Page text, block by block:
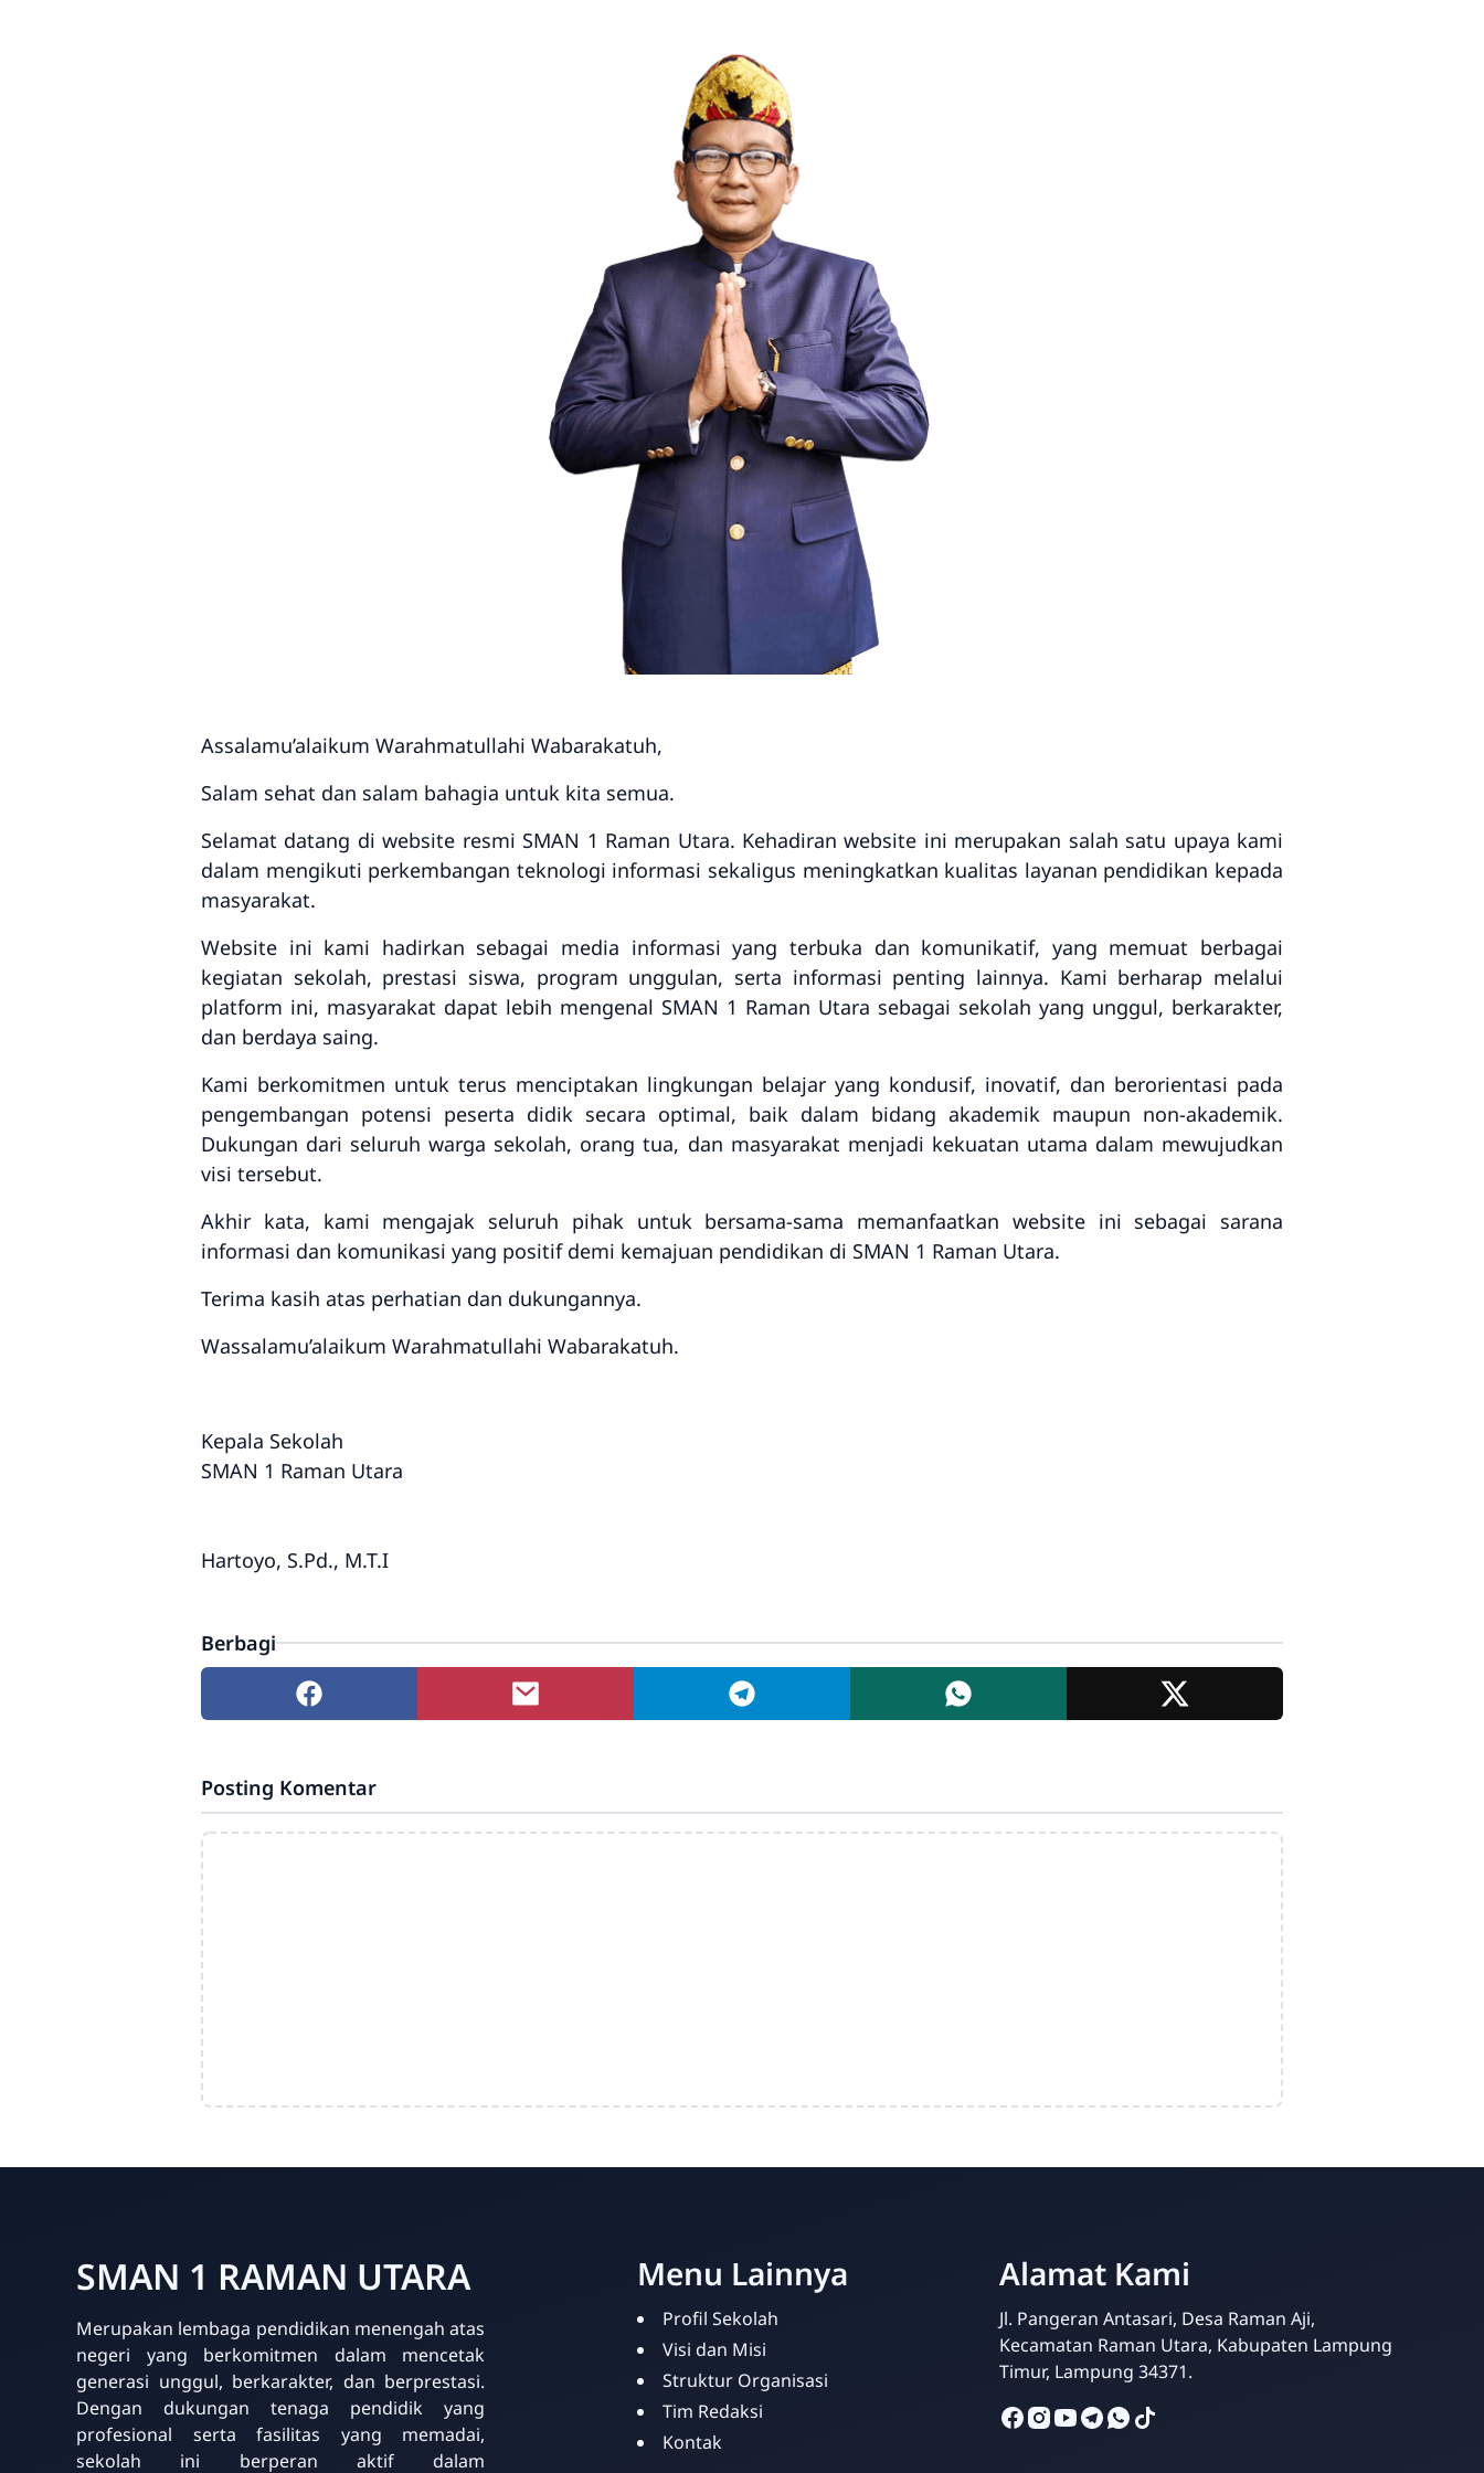
Bachtiar Rohman
Assalamu’alaikum Warahmatullahi Wabarakatuh,
Salam sehat dan salam bahagia untuk kita semua.
Selamat datang di website resmi SMAN 1 Raman Utara. Kehadiran website ini merupakan salah satu upaya kami
dalam mengikuti perkembangan teknologi informasi sekaligus meningkatkan kualitas layanan pendidikan kepada
masyarakat.
Website ini kami hadirkan sebagai media informasi yang terbuka dan komunikatif, yang memuat berbagai
kegiatan sekolah, prestasi siswa, program unggulan, serta informasi penting lainnya. Kami berharap melalui
platform ini, masyarakat dapat lebih mengenal SMAN 1 Raman Utara sebagai sekolah yang unggul, berkarakter,
dan berdaya saing.
Kami berkomitmen untuk terus menciptakan lingkungan belajar yang kondusif, inovatif, dan berorientasi pada
pengembangan potensi peserta didik secara optimal, baik dalam bidang akademik maupun non-akademik.
Dukungan dari seluruh warga sekolah, orang tua, dan masyarakat menjadi kekuatan utama dalam mewujudkan
visi tersebut.
Akhir kata, kami mengajak seluruh pihak untuk bersama-sama memanfaatkan website ini sebagai sarana
informasi dan komunikasi yang positif demi kemajuan pendidikan di SMAN 1 Raman Utara.
Terima kasih atas perhatian dan dukungannya.
Wassalamu’alaikum Warahmatullahi Wabarakatuh.
Kepala Sekolah
SMAN 1 Raman Utara
Hartoyo, S.Pd., M.T.I
Berbagi
Posting Komentar
SMAN 1 RAMAN UTARA
Merupakan lembaga pendidikan menengah atas
negeri yang berkomitmen dalam mencetak
generasi unggul, berkarakter, dan berprestasi.
Dengan dukungan tenaga pendidik yang
profesional serta fasilitas yang memadai,
sekolah ini berperan aktif dalam
Menu Lainnya
Profil Sekolah
Visi dan Misi
Struktur Organisasi
Tim Redaksi
Kontak
Alamat Kami
Jl. Pangeran Antasari, Desa Raman Aji,
Kecamatan Raman Utara, Kabupaten Lampung
Timur, Lampung 34371.